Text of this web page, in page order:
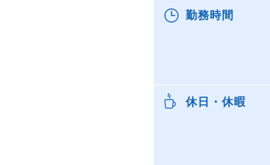
勤務時間
休日・休暇